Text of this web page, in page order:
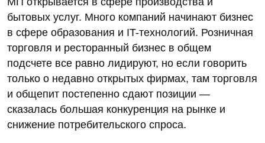
бытовых услуг. Много компаний начинают бизнес
в сфере образования и IT-технологий. Розничная
торговля и ресторанный бизнес в общем
подсчете все равно лидируют, но если говорить
только о недавно открытых фирмах, там торговля
и общепит постепенно сдают позиции —
сказалась большая конкуренция на рынке и
снижение потребительского спроса.